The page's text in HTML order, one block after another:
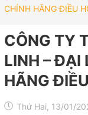
CHÍNH HÃNG ĐIỀU
CÔNG TY
LINH – ĐẠI
HÃNG
Thứ Hai, 13/01/